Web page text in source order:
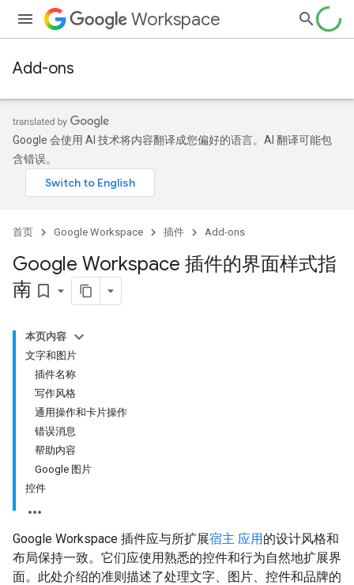
Workspace
Add-ons
Google 会使用 AI 技术将内容翻译成您偏好的语言。AI 翻译可能包
含错误。
首页 Google Workspace 插件 Add-ons
Google Workspace 插件的界面样式指
南 bookmark_border
本页内容
文字和图片
插件名称
写作风格
通用操作和卡片操作
错误消息
帮助内容
Google 图片
控件
Google Workspace 插件应与所扩展宿主 应用的设计风格和
布局保持一致。它们应使用熟悉的控件和行为自然地扩展界
面。此处介绍的准则描述了处理文字、图片、控件和品牌的